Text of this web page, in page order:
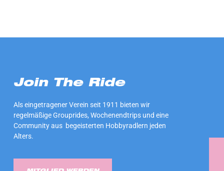
Join The Ride
Als eingetragener Verein seit 1911 bieten wir
regelmäßige Grouprides, Wochenendtrips und eine
Community aus begeisterten Hobbyradlern jeden
Alters.